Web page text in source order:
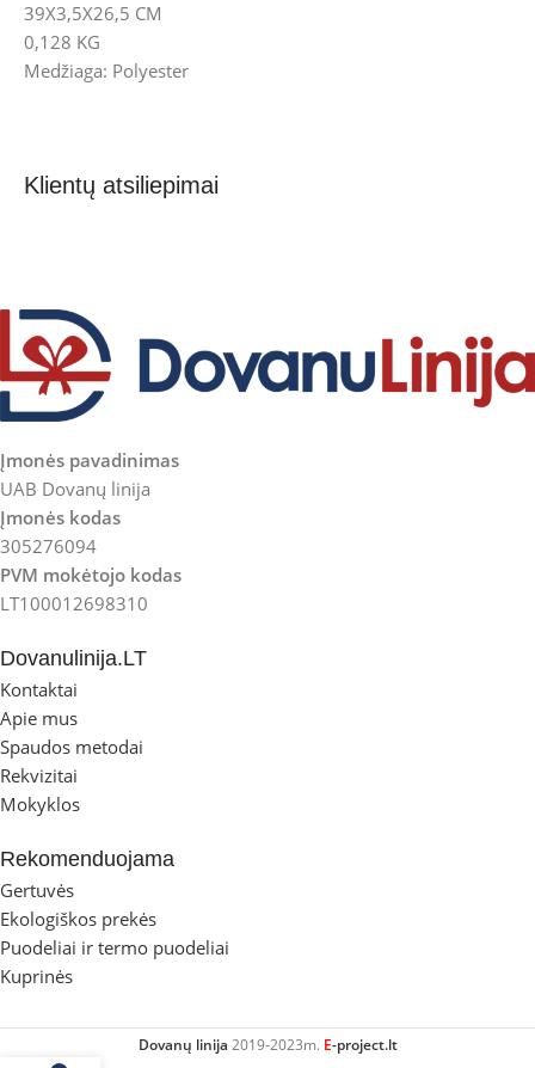
39X3,5X26,5 CM
0,128 KG
Medžiaga: Polyester
Klientų atsiliepimai
Įmonės pavadinimas
UAB Dovanų linija
Įmonės kodas
305276094
PVM mokėtojo kodas
LT100012698310
Dovanulinija.LT
Kontaktai
Apie mus
Spaudos metodai
Rekvizitai
Mokyklos
Rekomenduojama
Gertuvės
Ekologiškos prekės
Puodeliai ir termo puodeliai
Kuprinės
Dovanų linija 2019-2023m. E-project.lt